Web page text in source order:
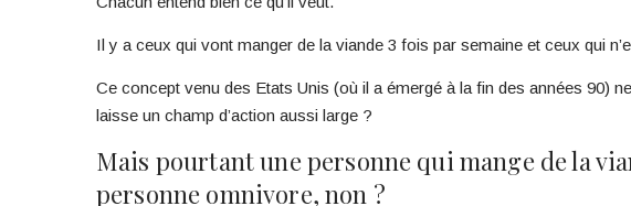
Il y a ceux qui vont manger de la viande 3 fois par semaine et ceux qui
Ce concept venu des Etats Unis (où il a émergé à la fin des années 90)
laisse un champ d’action aussi large ?
Mais pourtant une personne qui mange de la
personne omnivore, non ?